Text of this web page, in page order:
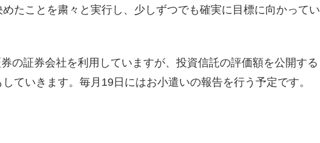
たことを粛々と実行し、少しずつでも確実に目標に向かってい
の証券会社を利用していますが、投資信託の評価額を公開する
ていきます。毎月19日にはお小遣いの報告を行う予定です。